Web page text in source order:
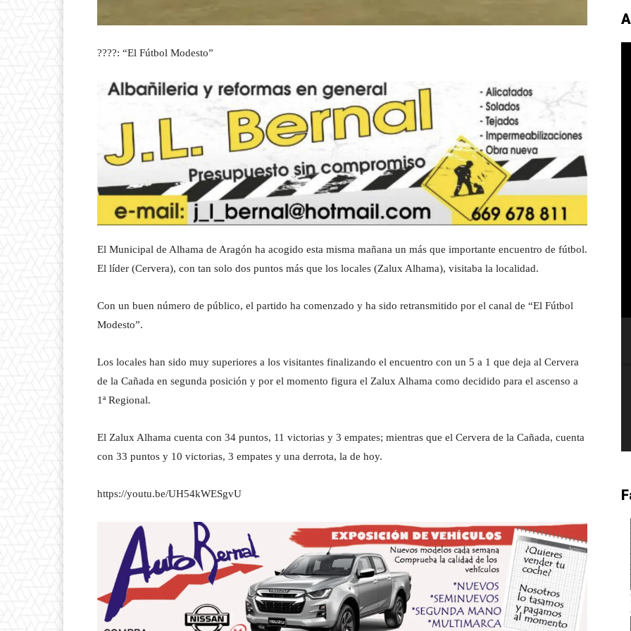
????: “El Fútbol Modesto”
El Municipal de Alhama de Aragón ha acogido esta misma mañana un más que importante encuentro de fútbol.
El líder (Cervera), con tan solo dos puntos más que los locales (Zalux Alhama), visitaba la localidad.
Con un buen número de público, el partido ha comenzado y ha sido retransmitido por el canal de “El Fútbol
Modesto”.
Los locales han sido muy superiores a los visitantes finalizando el encuentro con un 5 a 1 que deja al Cervera
de la Cañada en segunda posición y por el momento figura el Zalux Alhama como decidido para el ascenso a
1ª Regional.
El Zalux Alhama cuenta con 34 puntos, 11 victorias y 3 empates; mientras que el Cervera de la Cañada, cuenta
con 33 puntos y 10 victorias, 3 empates y una derrota, la de hoy.
https://youtu.be/UH54kWESgvU